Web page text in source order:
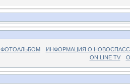
ФОТОАЛЬБОМ
ИНФОРМАЦИЯ О
ON LINE TV